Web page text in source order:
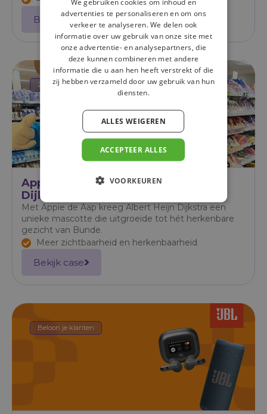
Bekijk case
Zet je lokale identiteit neer
Appie de Aap geeft Albert Heijn
Dijkstra een eigen gezicht
Met Appie de Aap kreeg Albert Heijn Dijkstra een
unieke mascotte die uitgroeide tot hét herkenbare
gezicht van Bunde.
Meer zichtbaarheid en herkenbaarheid
Bekijk case
Beloon je klanten
advertenties te personaliseren en om ons
verkeer te analyseren. We delen ook
informatie over uw gebruik van onze site met
onze advertentie- en analysepartners, die
deze kunnen combineren met andere
informatie die u aan hen heeft verstrekt of die
zij hebben verzameld door uw gebruik van hun
diensten.
ACCEPTEER ALLES
ALLES WEIGEREN
VOORKEUREN